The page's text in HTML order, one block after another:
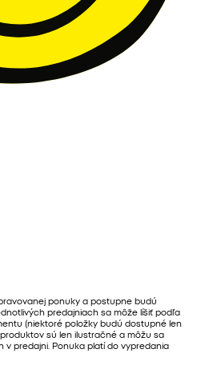
ponuky a postupne budú
predajniach sa môže líšiť podľa
(niektoré položky budú dostupné len
sú len ilustračné a môžu sa
predajni. Ponuka platí do vypredania